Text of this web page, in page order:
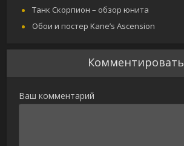
Танк Скорпион – обзор юнита
Обои и постер Kane’s Ascension
Комментировать
Ваш комментарий